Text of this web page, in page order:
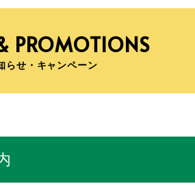
PROMOTIONS
らせ・キャンペーン